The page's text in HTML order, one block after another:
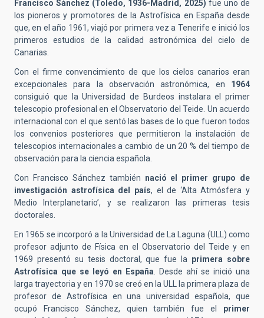
Francisco Sánchez (Toledo, 1936-Madrid, 2025) fue uno de
los pioneros y promotores de la Astrofísica en España desde
que, en el año 1961, viajó por primera vez a Tenerife e inició los
primeros estudios de la calidad astronómica del cielo de
Canarias.
Con el firme convencimiento de que los cielos canarios eran
excepcionales para la observación astronómica, en 1964
consiguió que la Universidad de Burdeos instalara el primer
telescopio profesional en el Observatorio del Teide. Un acuerdo
internacional con el que sentó las bases de lo que fueron todos
los convenios posteriores que permitieron la instalación de
telescopios internacionales a cambio de un 20 % del tiempo de
observación para la ciencia española.
Con Francisco Sánchez también nació el primer grupo de
investigación astrofísica del país, el de ‘Alta Atmósfera y
Medio Interplanetario’, y se realizaron las primeras tesis
doctorales.
En 1965 se incorporó a la Universidad de La Laguna (ULL) como
profesor adjunto de Física en el Observatorio del Teide y en
1969 presentó su tesis doctoral, que fue la primera sobre
Astrofísica que se leyó en España. Desde ahí se inició una
larga trayectoria y en 1970 se creó en la ULL la primera plaza de
profesor de Astrofísica en una universidad española, que
ocupó Francisco Sánchez, quien también fue el primer